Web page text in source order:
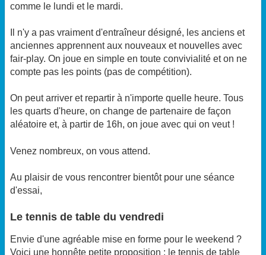
comme le lundi et le mardi.
Il n'y a pas vraiment d'entraîneur désigné, les anciens et
anciennes apprennent aux nouveaux et nouvelles avec
fair-play. On joue en simple en toute convivialité et on ne
compte pas les points (pas de compétition).
On peut arriver et repartir à n'importe quelle heure. Tous
les quarts d'heure, on change de partenaire de façon
aléatoire et, à partir de 16h, on joue avec qui on veut !
Venez nombreux, on vous attend.
Au plaisir de vous rencontrer bientôt pour une séance
d'essai,
Le tennis de table du vendredi
Envie d'une agréable mise en forme pour le weekend ?
Voici une honnête petite proposition : le tennis de table